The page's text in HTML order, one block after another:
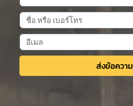
ส่งข้อความ